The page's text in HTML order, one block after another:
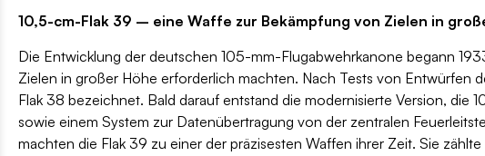
10,5-cm-Flak 39 – eine Waffe zur Bekämpfung von Zielen in
Die Entwicklung der deutschen 105-mm-Flugabwehrkanone begann
Zielen in großer Höhe erforderlich machten. Nach Tests von Entwürfen
Flak 38 bezeichnet. Bald darauf entstand die modernisierte Version,
sowie einem System zur Datenübertragung von der zentralen
machten die Flak 39 zu einer der präzisesten Waffen ihrer Zeit. Sie